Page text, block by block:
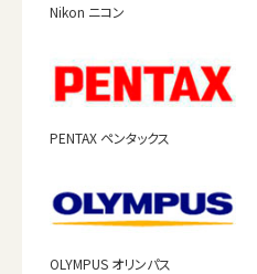
Nikon ニコン
PENTAX ペンタックス
OLYMPUS オリンパス